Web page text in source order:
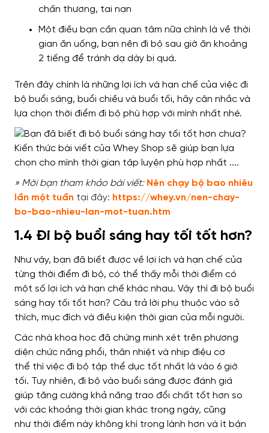
chấn thương, tai nạn
Một điều bạn cần quan tâm nữa chính là về thời
gian ăn uống, bạn nên đi bộ sau giờ ăn khoảng
2 tiếng để tránh dạ dày bị quá.
Trên đây chính là những lợi ích và hạn chế của việc đi
bộ buổi sáng, buổi chiều và buổi tối, hãy cân nhắc và
lựa chọn thời điểm đi bộ phù hợp với mình nhất nhé.
» Mời bạn tham khảo bài viết: Nên chạy bộ bao nhiêu
lần một tuần tại đây: https://whey.vn/nen-chay-
bo-bao-nhieu-lan-mot-tuan.htm
1.4 Đi bộ buổi sáng hay tối tốt hơn?
Như vậy, bạn đã biết được về lợi ích và hạn chế của
từng thời điểm đi bộ, có thể thấy mỗi thời điểm có
một số lợi ích và hạn chế khác nhau. Vậy thì đi bộ buổi
sáng hay tối tốt hơn? Câu trả lời phụ thuộc vào sở
thích, mục đích và điều kiện thời gian của mỗi người.
Các nhà khoa học đã chứng minh xét trên phương
diện chức năng phổi, thân nhiệt và nhịp điệu cơ
thể thì việc đi bộ tập thể dục tốt nhất là vào 6 giờ
tối. Tuy nhiên, đi bộ vào buổi sáng được đánh giá
giúp tăng cường khả năng trao đổi chất tốt hơn so
với các khoảng thời gian khác trong ngày, cũng
nhưthời điểm này không khí trong lành hơn và ít bận